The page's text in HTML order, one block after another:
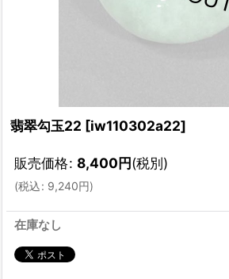
翡翠勾玉22 [iw110302a22]
販売価格: 8,400円(税別)
(税込: 9,240円)
在庫なし